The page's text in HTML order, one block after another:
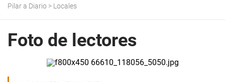
Pilar a Diario > Locales
Foto de lectores